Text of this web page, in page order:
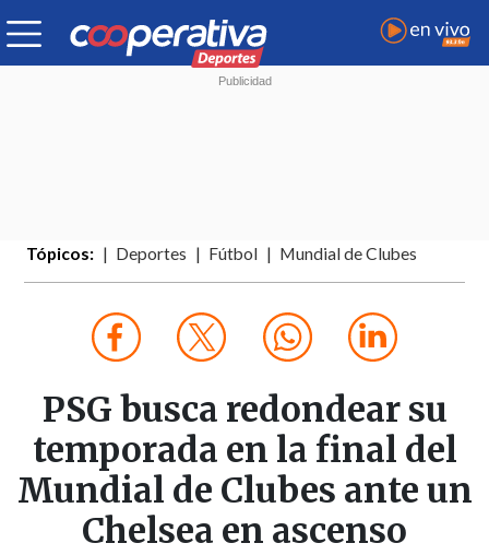
Tópicos: Deportes Fútbol Mundial de Clubes
PSG busca redondear su
temporada en la final del
Mundial de Clubes ante un
Chelsea en ascenso